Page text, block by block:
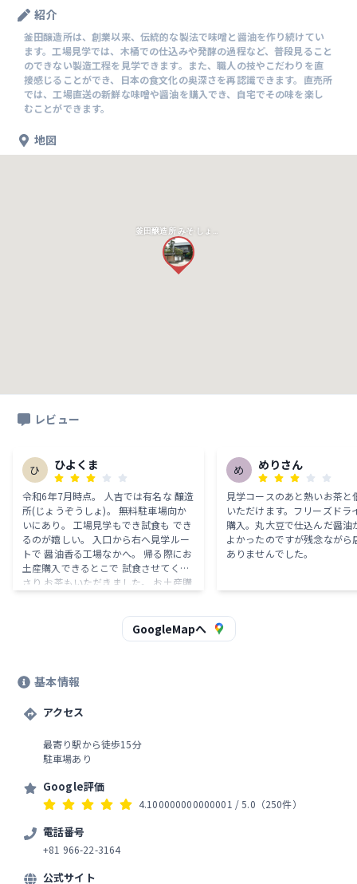
紹介
釜田醸造所は、創業以来、伝統的な製法で味噌と醤油を作り続けてい
ます。工場見学では、木桶での仕込みや発酵の過程など、普段見ること
のできない製造工程を見学できます。また、職人の技やこだわりを直
接感じることができ、日本の食文化の奥深さを再認識できます。直売所
では、工場直送の新鮮な味噌や醤油を購入でき、自宅でその味を楽し
むことができます。
地図
レビュー
ひ ひよくま
令和6年7月時点。 人吉では有名な 醸造
所(じょうぞうしょ)。 無料駐車場向か
いにあり。 工場見学もでき試食も でき
るのが嬉しい。 入口から右へ見学ルー
トで 醤油香る工場なかへ。 帰る際にお
土産購入できるとこで 試食させてくだ
さり お茶もいただきました。 お土産購
め めりさん
見学コースのあと熱いお茶と
いただけます。フリーズドラ
購入。丸大豆で仕込んだ醤油
よかったのですが残念ながら
ありませんでした。
GoogleMapへ
基本情報
アクセス
最寄り駅から徒歩15分
駐車場あり
Google評価
4.100000000000001 / 5.0 （250件）
電話番号
+81 966-22-3164
公式サイト